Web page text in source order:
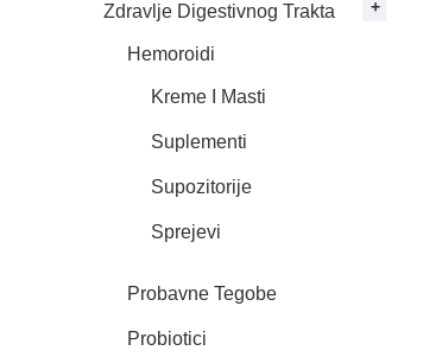
Zdravlje Digestivnog Trakta
Hemoroidi
Kreme I Masti
Suplementi
Supozitorije
Sprejevi
Probavne Tegobe
Probiotici